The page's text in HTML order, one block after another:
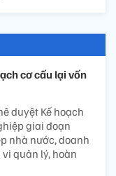
cơ cấu lại vốn
duyệt Kế hoạch
giai đoạn
nhà nước, doanh
quản lý, hoàn